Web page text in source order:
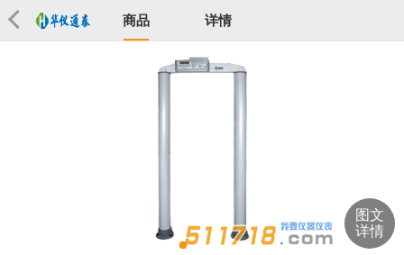
商品 详情
图文
详情